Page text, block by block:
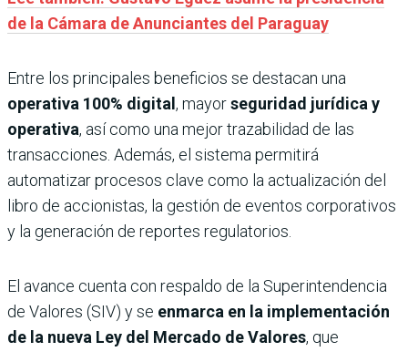
de la Cámara de Anunciantes del Paraguay
Entre los principales beneficios se destacan una
operativa 100% digital , mayorseguridad jurídica y
operativa, así como una mejor trazabilidad de las
transacciones. Además, el sistema permitirá
automatizar procesos clave como la actualización del
libro de accionistas, la gestión de eventos corporativos
y la generación de reportes regulatorios.
El avance cuenta con respaldo de la Superintendencia
de Valores (SIV) y se enmarca en la implementación
de la nueva Ley del Mercado de Valores, que